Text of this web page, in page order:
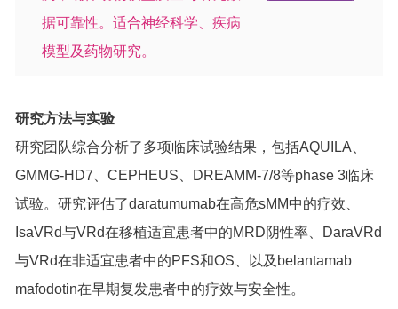
据可靠性。适合神经科学、疾病
模型及药物研究。
研究方法与实验
研究团队综合分析了多项临床试验结果，包括AQUILA、
GMMG-HD7、CEPHEUS、DREAMM-7/8等phase 3临床
试验。研究评估了daratumumab在高危sMM中的疗效、
IsaVRd与VRd在移植适宜患者中的MRD阴性率、DaraVRd
与VRd在非适宜患者中的PFS和OS、以及belantamab
mafodotin在早期复发患者中的疗效与安全性。